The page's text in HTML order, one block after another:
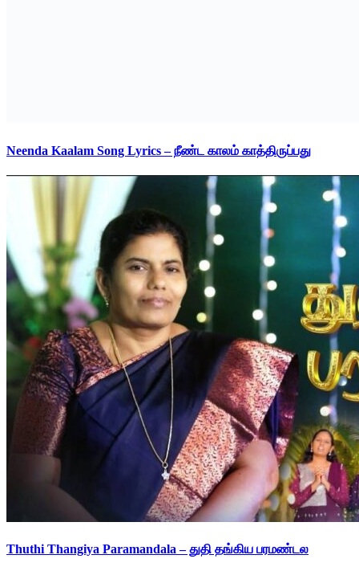
Neenda Kaalam Song Lyrics – நீண்ட காலம் காத்திருப்பது
Thuthi Thangiya Paramandala – துதி தங்கிய பரமண்டல